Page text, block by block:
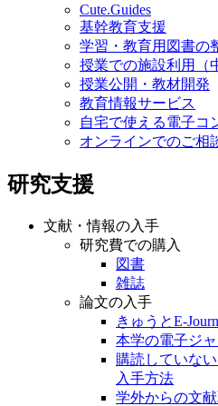
Cute.Guides
基幹教育支援
学習・教育用図書の
授業での施設利用（
授業公開・教材開発
教育情報サービス
自宅で使える電子コ
オンラインでのご相
研究支援
文献・情報の入手
研究費での購入
図書
雑誌
論文の入手
きゅうとE-
本学の電子ジ
購読していな
入手方法
学外からの文